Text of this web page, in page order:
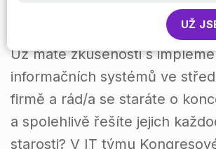
Už máte zkušenosti s
informačních systémů ve
firmě a rád/a se staráte o
a spolehlivě řešíte jejich
starosti? V IT týmu
UŽ